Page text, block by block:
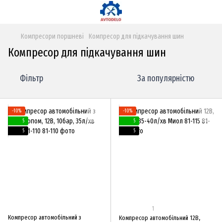
Компресори поршневі Компресор для підкачування шин
Компресор для підкачування шин
Фільтр За популярністю
−10%
5
5
Компресор автомобільний з
−10%
5
5
1
Компресор автомобільний 12В,